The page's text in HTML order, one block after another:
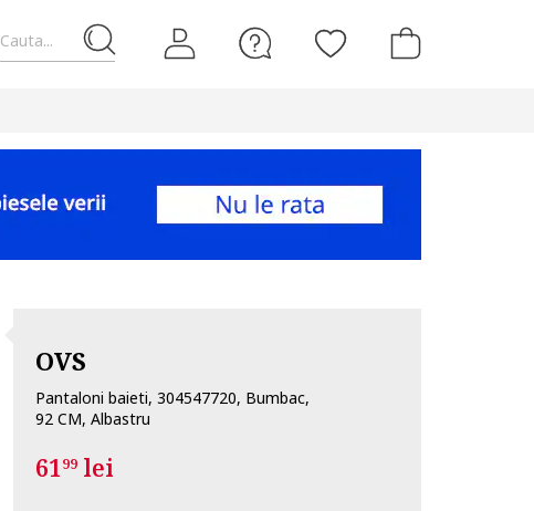
Cauta...
OVS
Pantaloni baieti, 304547720, Bumbac,
92 CM, Albastru
6199lei